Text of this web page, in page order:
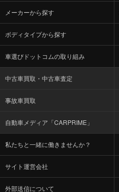
メーカーから探す
ボディタイプから探す
車選びドットコムの取り組み
中古車買取・中古車査定
事故車買取
自動車メディア「CARPRIME」
私たちと一緒に働きませんか？
サイト運営会社
外部送信について